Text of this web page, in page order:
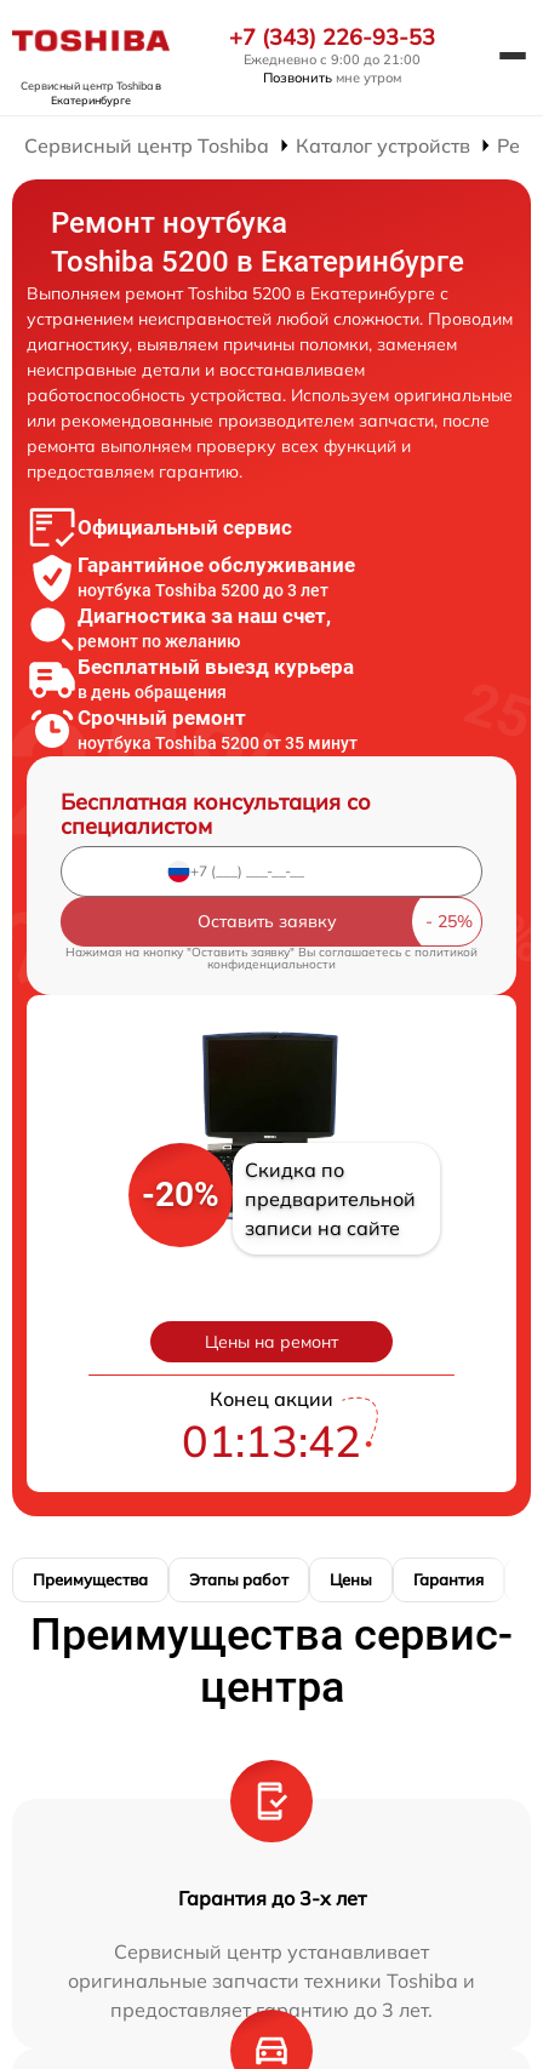
Сервисный центр Toshibaв
Екатеринбурге
+7 (343) 226-93-53
Ежедневно с 9:00 до 21:00
Позвонить мне утром
Сервисный центр Toshiba Каталог устройств
Ремонт ноутбука
Toshiba 5200 в Екатеринбурге
Выполняем ремонт Toshiba 5200 в Екатеринбурге с
устранением неисправностей любой сложности. Проводим
диагностику, выявляем причины поломки, заменяем
неисправные детали и восстанавливаем
работоспособность устройства. Используем оригинальные
или рекомендованные производителем запчасти, после
ремонта выполняем проверку всех функций и
предоставляем гарантию.
Официальный сервис
Гарантийное обслуживание
ноутбука Toshiba 5200 до 3 лет
Диагностика за наш счет,
ремонт по желанию
Бесплатный выезд курьера
в день обращения
Срочный ремонт
ноутбука Toshiba 5200 от 35 минут
Бесплатная консультация со
специалистом
Оставить заявку
Нажимая на кнопку "Оставить заявку" Вы соглашаетесь cполитикой
конфиденциальности
-20%
Скидка по
предварительной
записи на сайте
Цены на ремонт
Конец акции
01:13:41
Преимущества Этапы работ Цены Гарантия
Преимущества сервис-
центра
Гарантия до 3-х лет
Сервисный центр устанавливает
оригинальные запчасти техники Toshiba и
предоставляет гарантию до 3 лет.